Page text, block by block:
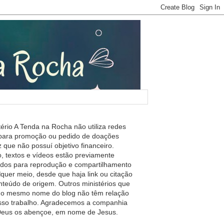
A Tenda na Rocha não utiliza redes
promoção ou pedido de doações
que não possuí objetivo financeiro.
textos e vídeos estão previamente
para reprodução e compartilhamento
meio, desde que haja link ou citação
de origem. Outros ministérios que
mesmo nome do blog não têm relação
trabalho. Agradecemos a companhia
os abençoe, em nome de Jesus.